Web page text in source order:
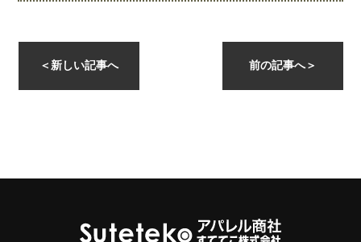
instagramを開く
前の記事へ＞
＜ 新しい記事へ